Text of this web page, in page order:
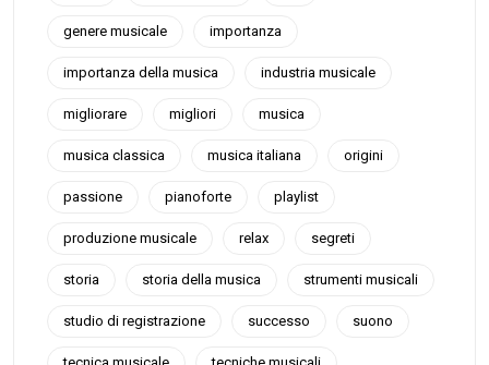
genere musicale importanza
importanza della musica industria musicale
migliorare migliori musica
musica classica musica italiana origini
passione pianoforte playlist
produzione musicale relax segreti
storia storia della musica strumenti musicali
studio di registrazione successo suono